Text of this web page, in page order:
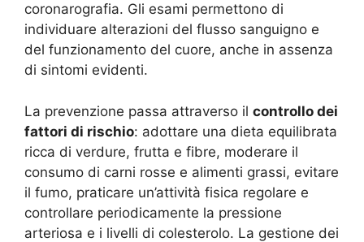
coronarografia. Gli esami permettono di
individuare alterazioni del flusso sanguigno e
del funzionamento del cuore, anche in assenza
di sintomi evidenti.
La prevenzione passa attraverso il controllo dei
fattori di rischio: adottare una dieta equilibrata
ricca di verdure, frutta e fibre, moderare il
consumo di carni rosse e alimenti grassi, evitare
il fumo, praticare un’attività fisica regolare e
controllare periodicamente la pressione
arteriosa e i livelli di colesterolo. La gestione dei